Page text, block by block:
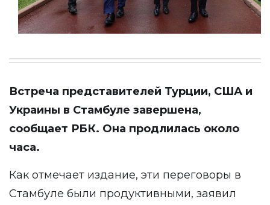
Встреча представителей Турции, США и
Украины в Стамбуле завершена,
сообщает РБК. Она продлилась около
часа.
Как отмечает издание, эти переговоры в
Стамбуле были продуктивными, заявил